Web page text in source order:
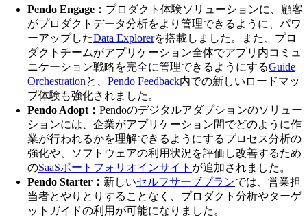
Pendo Engage： プロダクト体験ソリューションに、顧客
がプロダクトデータ分析をより管理できるように、パワ
ーアップしたData Explorerを搭載しました。また、プロ
ダクトチームがアプリケーション全体でアプリ内コミュ
ニケーション戦略を完全に管理できるようにするGuide
Orchestrationと、 Pendo Feedback内での新しいロードマッ
プ体験も強化されました。
Pendo Adopt： Pendoのデジタルアダプションのソリュー
ションには、企業がアプリケーション間でどのように作
業が行われるかを理解できるようにするプロセス分析の
強化や、ソフトウェアの利用状況を評価し改善するため
のSaaSポートフォリオインサイト が追加されました。
Pendo Starter： 新しいセルフサーブプランでは、営業担
当者とやりとりすることなく、プロダクト分析やターゲ
ットガイドの利用が可能になりました。